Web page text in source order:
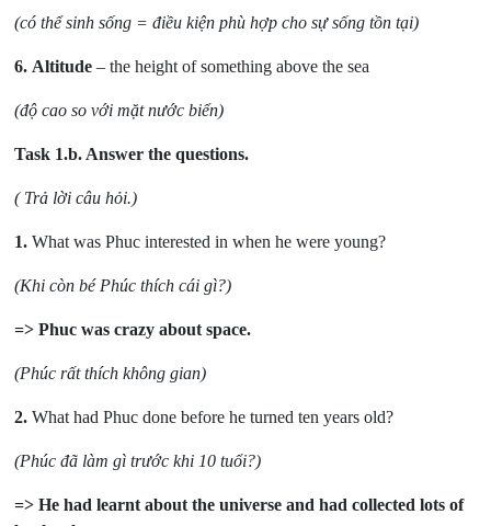
(có thể sinh sống = điều kiện phù hợp cho sự sống tồn tại)
6. Altitude – the height of something above the sea
(độ cao so với mặt nước biển)
Task 1.b. Answer the questions.
( Trả lời câu hỏi.)
1. What was Phuc interested in when he were young?
(Khi còn bé Phúc thích cái gì?)
=> Phuc was crazy about space.
(Phúc rất thích không gian)
2. What had Phuc done before he turned ten years old?
(Phúc đã làm gì trước khi 10 tuổi?)
=> He had learnt about the universe and had collected lots of